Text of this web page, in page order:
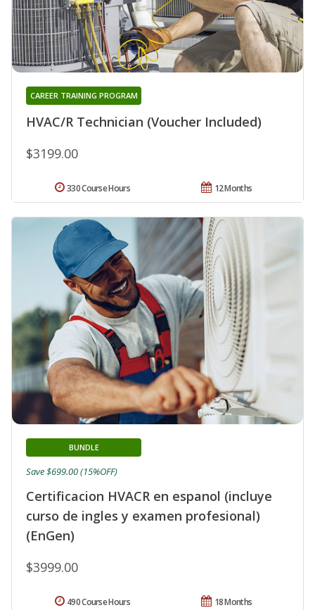
HVAC/R Technician (Voucher Included)
CAREER TRAINING PROGRAM
$3199.00
12 Months
330 Course Hours
Certificacion HVACR en espanol (incluye
curso de ingles y examen profesional)
(EnGen)
BUNDLE
$3999.00
Save $699.00 (15%OFF)
18 Months
490 Course Hours